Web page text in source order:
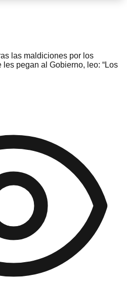
las maldiciones por los
pegan al Gobierno, leo: “Los